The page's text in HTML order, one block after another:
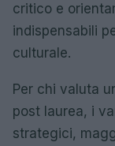
critico e
indispensabili
culturale.
Per chi valuta
post laurea, i
strategici,